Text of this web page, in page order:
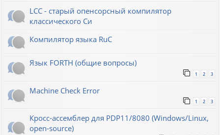
LCC - старый опенсорсный компилятор
классического Си
Компилятор языка RuC
Язык FORTH (общие вопросы)
1 2 3
Machine Check Error
1 2 3
Кросс-ассемблер для PDP11/8080 (Windows/Linux,
open-source)